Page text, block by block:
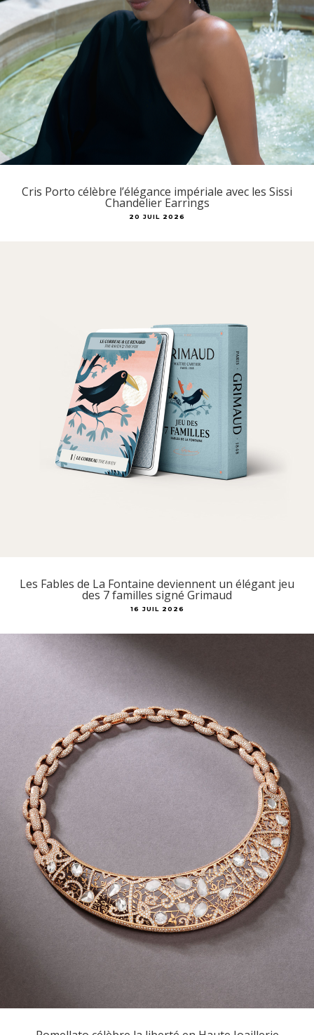
Cris Porto célèbre l’élégance impériale avec les Sissi
Chandelier Earrings
20 JUIL 2026
Les Fables de La Fontaine deviennent un élégant jeu
des 7 familles signé Grimaud
16 JUIL 2026